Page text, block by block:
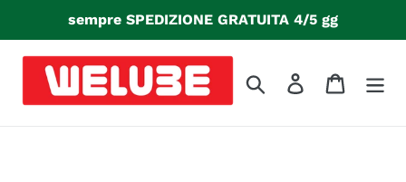
direttamente
contenuti
sempre SPEDIZIONE GRATUITA 4/5 gg
Cerca Accedi Carrello